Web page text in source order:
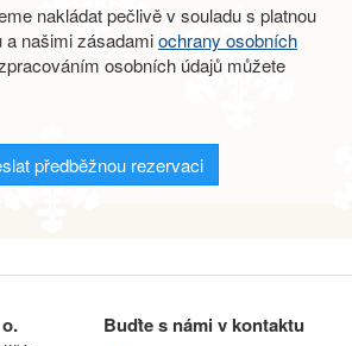
nakládat pečlivě v souladu s platnou
a našimi zásadamiochrany osobních
osobních údajů můžete
předběžnou rezervaci
Buďte s námi v kontaktu